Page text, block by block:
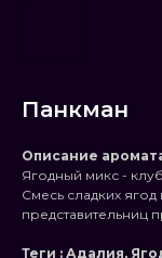
Панкман
Описание
Ягодный микс -
Смесь сладких
представительниц
Теги : Адалия,